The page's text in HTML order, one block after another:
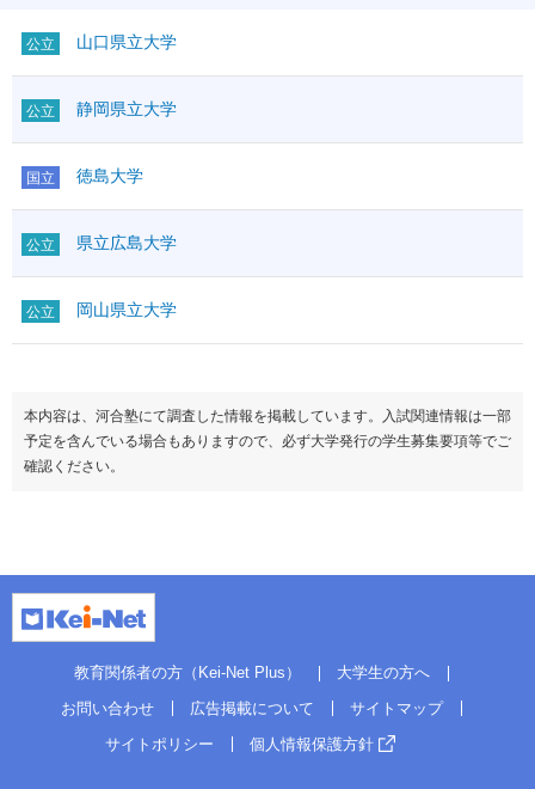
公立 山口県立大学
公立 静岡県立大学
国立 徳島大学
公立 県立広島大学
公立 岡山県立大学
本内容は、河合塾にて調査した情報を掲載しています。入試関連情報は一部
予定を含んでいる場合もありますので、必ず大学発行の学生募集要項等でご
確認ください。
教育関係者の方（Kei-Net Plus）
大学生の方へ
お問い合わせ
広告掲載について
サイトマップ
サイトポリシー
個人情報保護方針